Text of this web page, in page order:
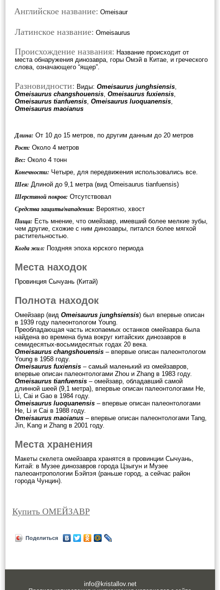
Английское название: Omeisaur
Латинское название: Omeisaurus
Происхождение названия: Название происходит от
места обнаружения динозавра, горы Омэй в Китае, и греческого
слова, означающего “ящер”.
Разновидности: Виды: Omeisaurus junghsiensis,
Omeisaurus changshouensis, Omeisaurus fuxiensis,
Omeisaurus tianfuensis, Omeisaurus luoquanensis,
Omeisaurus maoianus
Длина: От 10 до 15 метров, по другим данным до 20 метров
Рост: Около 4 метров
Вес: Около 4 тонн
Конечности: Четыре, для передвижения использовались все.
Шея: Длиной до 9,1 метра (вид Omeisaurus tianfuensis)
Шерстяной покров: Отсутствовал
Средства защиты/нападения: Вероятно, хвост
Пища: Есть мнение, что омейзавр, имевший более мелкие зубы,
чем другие, схожие с ним динозавры, питался более мягкой
растительностью.
Когда жил: Поздняя эпоха юрского периода
Места находок
Провинция Сычуань (Китай)
Полнота находок
Омейзавр (вид Omeisaurus junghsiensis) был впервые описан
в 1939 году палеонтологом Young.
Преобладающая часть ископаемых останков омейзавра была
найдена во времена бума вокруг китайских динозавров в
семидесятых-восьмидесятых годах 20 века.
Omeisaurus changshouensis – впервые описан палеонтологом
Young в 1958 году.
Omeisaurus fuxiensis – самый маленький из омейзавров,
впервые описан палеонтологами Zhou и Zhang в 1983 году.
Omeisaurus tianfuensis – омейзавр, обладавший самой
длинной шеей (9,1 метра), впервые описан палеонтологами He,
Li, Cai и Gao в 1984 году.
Omeisaurus luoquanensis – впервые описан палеонтологами
He, Li и Cai в 1988 году.
Omeisaurus maoianus – впервые описан палеонтологами Tang,
Jin, Kang и Zhang в 2001 году.
Места хранения
Макеты скелета омейзавра хранятся в провинции Сычуань,
Китай: в Музее динозавров города Цзыгун и Музее
палеоантропологии Бэйпэя (раньше город, а сейчас район
города Чунцин).
Купить ОМЕЙЗАВР
Поделиться
info@kristallov.net